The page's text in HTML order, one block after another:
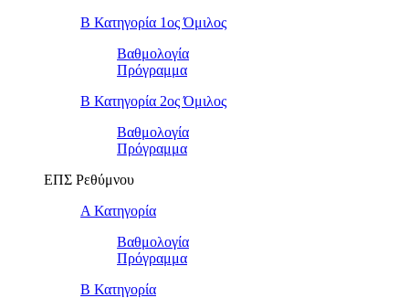
Β Κατηγορία 1ος Όμιλος
Βαθμολογία
Πρόγραμμα
Β Κατηγορία 2ος Όμιλος
Βαθμολογία
Πρόγραμμα
ΕΠΣ Ρεθύμνου
Α Κατηγορία
Βαθμολογία
Πρόγραμμα
Β Κατηγορία